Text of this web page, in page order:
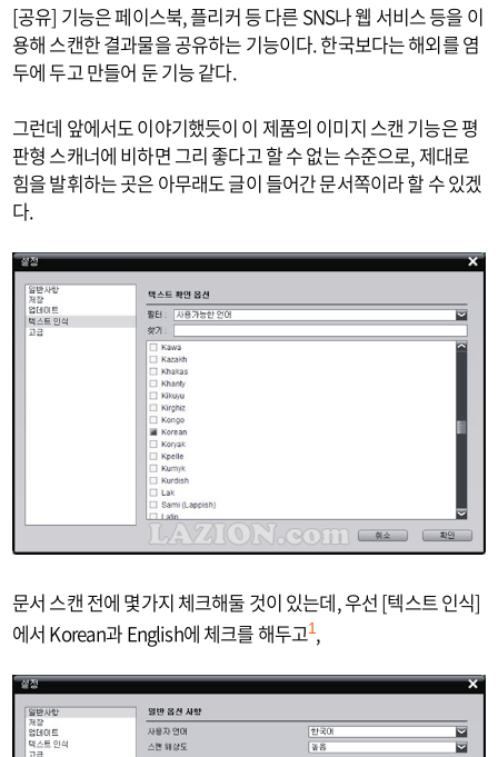
[공유] 기능은 페이스북, 플리커 등 다른 SNS나 웹 서비스 등을 이
용해 스캔한 결과물을 공유하는 기능이다. 한국보다는 해외를 염
두에 두고 만들어 둔 기능 같다.
그런데 앞에서도 이야기했듯이 이 제품의 이미지 스캔 기능은 평
판형 스캐너에 비하면 그리 좋다고 할 수 없는 수준으로, 제대로
힘을 발휘하는 곳은 아무래도 글이 들어간 문서쪽이라 할 수 있겠
다.
문서 스캔 전에 몇가지 체크해둘 것이 있는데, 우선 [텍스트 인식]
에서 Korean과 English에 체크를 해두고1,